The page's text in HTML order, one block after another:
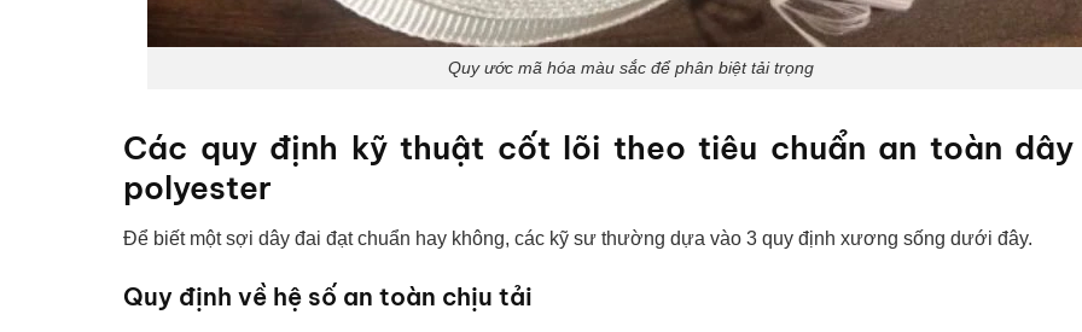
Quy ước mã hóa màu sắc để phân biệt tải trọng
Các quy định kỹ thuật cốt lõi theo tiêu chuẩn an toàn
polyester
Để biết một sợi dây đai đạt chuẩn hay không, các kỹ sư thường dựa vào 3 quy định xương sống dưới đây.
Quy định về hệ số an toàn chịu tải